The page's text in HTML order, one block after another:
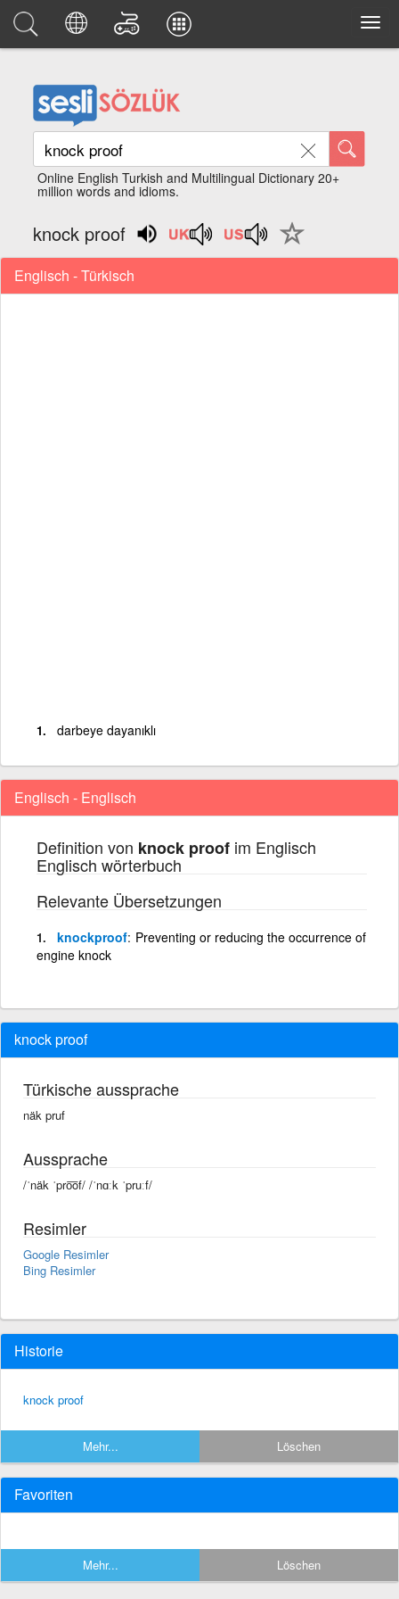
Online English Turkish and Multilingual Dictionary 20+
million words and idioms.
knock proof
Englisch - Türkisch
darbeye dayanıklı
Englisch - Englisch
Definition von knock proof im Englisch
Englisch wörterbuch
Relevante Übersetzungen
knockproof Preventing or reducing the occurrence of
engine knock
knock proof
Türkische aussprache
näk pruf
Aussprache
/ˈnäk ˈpro͞of/ /ˈnɑːk ˈpruːf/
Resimler
Google Resimler
Bing Resimler
Historie
knock proof
Mehr... Löschen
Favoriten
Mehr... Löschen